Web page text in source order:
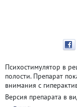
Психостимулятор в
полости. Препарат
внимания с
Версия препарата в